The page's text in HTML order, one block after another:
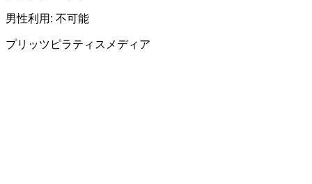
男性利用: 不可能
プリッツピラティスメディア